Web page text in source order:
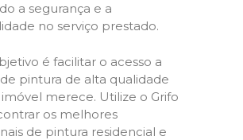
a segurança e a
no serviço prestado.
é facilitar o acesso a
pintura de alta qualidade
merece. Utilize o Grifo
os melhores
de pintura residencial e